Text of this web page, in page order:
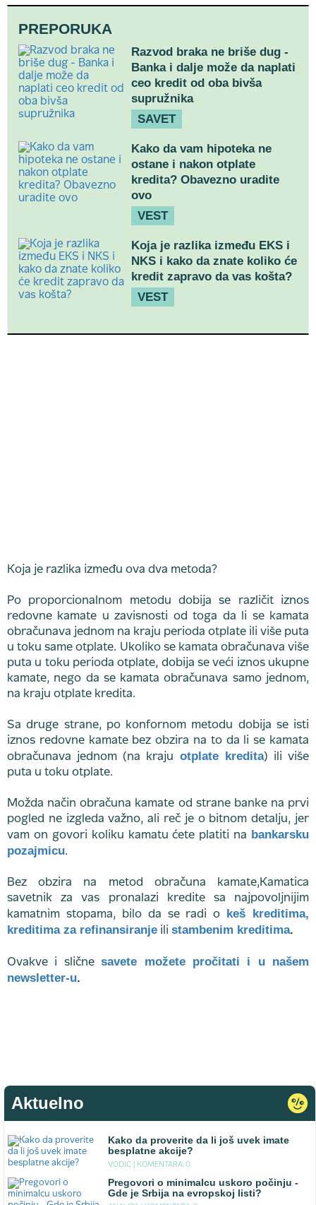
PREPORUKA
Razvod braka ne briše dug -
Banka i dalje može da naplati
ceo kredit od oba bivša
supružnika
SAVET
Kako da vam hipoteka ne
ostane i nakon otplate
kredita? Obavezno uradite
ovo
VEST
Koja je razlika između EKS i
NKS i kako da znate koliko će
kredit zapravo da vas košta?
VEST
Koja je razlika između ova dva metoda?
Po proporcionalnom metodu dobija se različit iznos
redovne kamate u zavisnosti od toga da li se kamata
obračunava jednom na kraju perioda otplate ili više puta
u toku same otplate. Ukoliko se kamata obračunava više
puta u toku perioda otplate, dobija se veći iznos ukupne
kamate, nego da se kamata obračunava samo jednom,
na kraju otplate kredita.
Sa druge strane, po konfornom metodu dobija se isti
iznos redovne kamate bez obzira na to da li se kamata
obračunava jednom (na kraju otplate kredita) ili više
puta u toku otplate.
Možda način obračuna kamate od strane banke na prvi
pogled ne izgleda važno, ali reč je o bitnom detalju, jer
vam on govori koliku kamatu ćete platiti na bankarsku
pozajmicu.
Bez obzira na metod obračuna kamate,Kamatica
savetnik za vas pronalazi kredite sa najpovoljnijim
kamatnim stopama, bilo da se radi o keš kreditima,
kreditima za refinansiranje ili stambenim kreditima.
Ovakve i sličnesavete možete pročitati i u našem
newsletter-u.
Aktuelno
Kako da proverite da li još uvek imate
besplatne akcije?
VODIC | KOMENTARA: 0
Pregovori o minimalcu uskoro počinju -
Gde je Srbija na evropskoj listi?